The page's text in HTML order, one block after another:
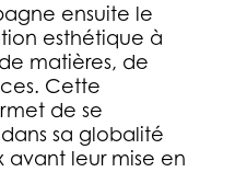
ensuite le
esthétique à
matières, de
Cette
de se
sa globalité
avant leur mise en